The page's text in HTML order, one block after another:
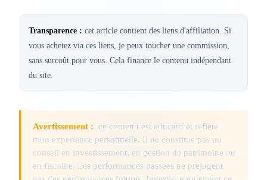
Transparence : cet article contient des liens d'affiliation. Si
vous achetez via ces liens, je peux toucher une commission,
sans surcoût pour vous. Cela finance le contenu indépendant
du site.
Avertissement :
ce contenu est educatif et reflete
mon experience personnelle. Il ne constitue pas un
conseil en investissement, en gestion de patrimoine ou
en fiscalite. Les performances passees ne prejugent